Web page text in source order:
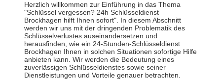
Herzlich willkommen zur Einführung in das Thema
"Schlüssel vergessen? 24h Schlüsseldienst
Brockhagen hilft Ihnen sofort". In diesem Abschnitt
werden wir uns mit der dringenden Problematik des
Schlüsselverlustes auseinandersetzen und
herausfinden, wie ein 24-Stunden-Schlüsseldienst
Brockhagen Ihnen in solchen Situationen sofortige Hilfe
anbieten kann. Wir werden die Bedeutung eines
zuverlässigen Schlüsseldienstes sowie seiner
Dienstleistungen und Vorteile genauer betrachten.